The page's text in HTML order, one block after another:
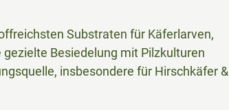
Substraten für Käferlarven,
Besiedelung mit Pilzkulturen
insbesondere für Hirschkäfer &